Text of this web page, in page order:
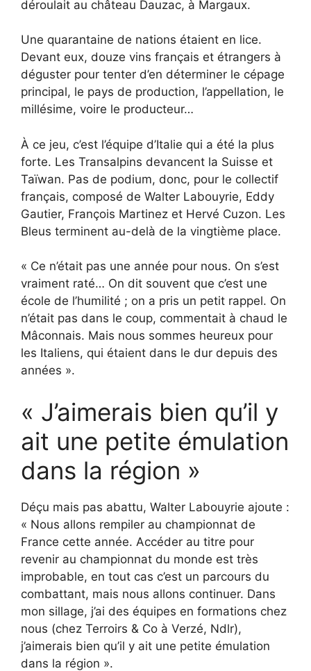
déroulait au château Dauzac, à Margaux.
Une quarantaine de nations étaient en lice.
Devant eux, douze vins français et étrangers à
déguster pour tenter d’en déterminer le cépage
principal, le pays de production, l’appellation, le
millésime, voire le producteur…
À ce jeu, c’est l’équipe d’Italie qui a été la plus
forte. Les Transalpins devancent la Suisse et
Taïwan. Pas de podium, donc, pour le collectif
français, composé de Walter Labouyrie, Eddy
Gautier, François Martinez et Hervé Cuzon. Les
Bleus terminent au-delà de la vingtième place.
« Ce n’était pas une année pour nous. On s’est
vraiment raté… On dit souvent que c’est une
école de l’humilité ; on a pris un petit rappel. On
n’était pas dans le coup, commentait à chaud le
Mâconnais. Mais nous sommes heureux pour
les Italiens, qui étaient dans le dur depuis des
années ».
« J’aimerais bien qu’il y
ait une petite émulation
dans la région »
Déçu mais pas abattu, Walter Labouyrie ajoute :
« Nous allons rempiler au championnat de
France cette année. Accéder au titre pour
revenir au championnat du monde est très
improbable, en tout cas c’est un parcours du
combattant, mais nous allons continuer. Dans
mon sillage, j’ai des équipes en formations chez
nous (chez Terroirs & Co à Verzé, Ndlr),
j’aimerais bien qu’il y ait une petite émulation
dans la région ».